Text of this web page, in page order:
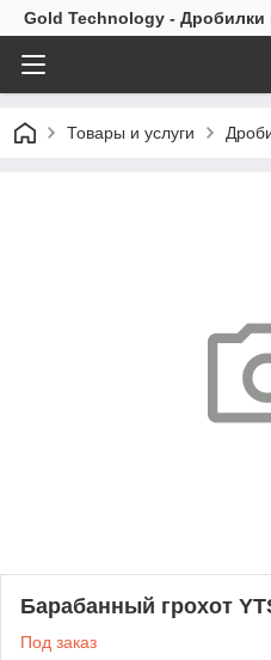
Gold Technology -
Товары и услуги
Барабанный грохот
Под заказ